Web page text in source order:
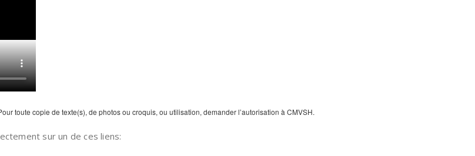
toute copie de texte(s), de photos ou croquis, ou utilisation, demander l’autorisation à CMVSH.
sur un de ces liens: